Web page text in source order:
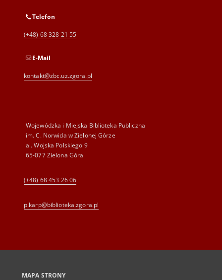
Telefon
(+48) 68 328 21 55
E-Mail
kontakt@zbc.uz.zgora.pl
Wojewódzka i Miejska Biblioteka Publiczna
im. C. Norwida w Zielonej Górze
al. Wojska Polskiego 9
65-077 Zielona Góra
(+48) 68 453 26 06
p.karp@biblioteka.zgora.pl
MAPA STRONY